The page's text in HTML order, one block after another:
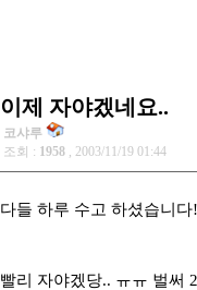
이제 자야겠네요..
코샤루
조회 : 1958 , 2003/11/19 01:44
다들 하루 수고 하셨습니
빨리 자야겠당.. ㅠㅠ 벌써